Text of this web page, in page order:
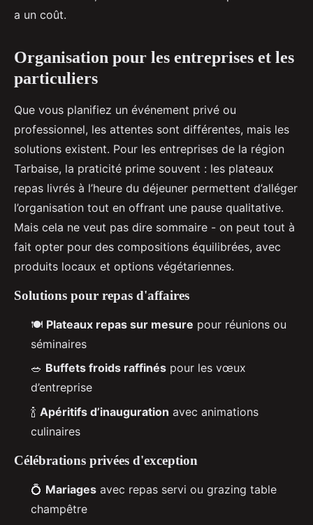
a un coût.
Organisation pour les entreprises et les
particuliers
Que vous planifiez un événement privé ou
professionnel, les attentes sont différentes, mais les
solutions existent. Pour les entreprises de la région
Tarbaise, la praticité prime souvent : les plateaux
repas livrés à l’heure du déjeuner permettent d’alléger
l’organisation tout en offrant une pause qualitative.
Mais cela ne veut pas dire sommaire - on peut tout à
fait opter pour des compositions équilibrées, avec
produits locaux et options végétariennes.
Solutions pour repas d'affaires
🍽️ Plateaux repas sur mesure pour réunions ou
séminaires
🥗 Buffets froids raffinés pour les vœux
d’entreprise
🍾 Apéritifs d’inauguration avec animations
culinaires
Célébrations privées d'exception
💍 Mariages avec repas servi ou grazing table
champêtre